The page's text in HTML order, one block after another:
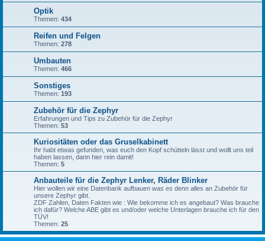
Optik
Themen: 434
Reifen und Felgen
Themen: 278
Umbauten
Themen: 466
Sonstiges
Themen: 193
Zubehör für die Zephyr
Erfahrungen und Tips zu Zubehör für die Zephyr
Themen: 53
Kuriositäten oder das Gruselkabinett
Ihr habt etwas gefunden, was euch den Kopf schütteln lässt und wollt uns teil
haben lassen, dann hier rein damit!
Themen: 5
Anbauteile für die Zephyr Lenker, Räder Blinker
Hier wollen wir eine Datenbank aufbauen was es denn alles an Zubehör für
unsere Zephyr gibt.
ZDF Zahlen, Daten Fakten wie : Wie bekomme ich es angebaut? Was brauche
ich dafür? Welche ABE gibt es und/oder welche Unterlagen brauche ich für den
TÜV!
Themen: 25